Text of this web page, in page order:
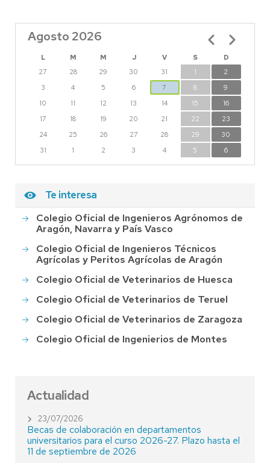
Agosto 2026
L M M J V S
D
27
28 29 30 31 1
2
3
4 5 6 7 8
9
10
11 12 13 14 15
16
17
18 19 20 21 22
23
24
25 26 27 28 29
30
31
1 2 3 4 5 6
Paginación
Te interesa
Colegio Oficial de Ingenieros Agrónomos de
Aragón, Navarra y País Vasco
Colegio Oficial de Ingenieros Técnicos
Agrícolas y Peritos Agrícolas de Aragón
Colegio Oficial de Veterinarios de Huesca
Colegio Oficial de Veterinarios de Teruel
Colegio Oficial de Veterinarios de Zaragoza
Colegio Oficial de Ingenierios de Montes
Actualidad
23/07/2026
Becas de colaboración en departamentos
universitarios para el curso 2026-27. Plazo hasta el
11 de septiembre de 2026